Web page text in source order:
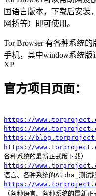
国语言版本，下载后安装
网桥等）即可使用。
Tor Browser 有各种系统的
手机，其中window系统版
XP
官方项目页面：
https://
https://
https://
https://
各种系统的最新正式版下载）
https://
语言、各种系统的Alpha 测试
https://
（各种语言、各种系统的最新正